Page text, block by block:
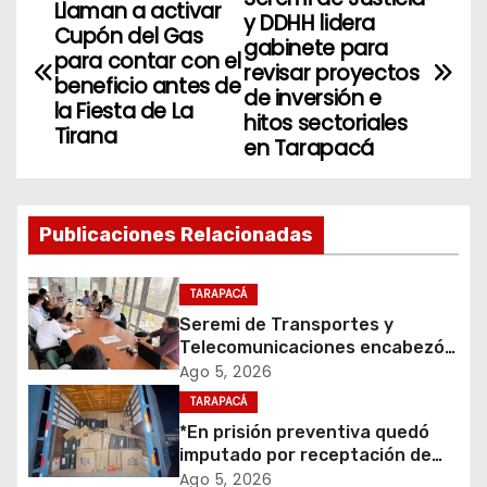
a
a
c
i
ó
n
d
y DDHH lidera
gabinete para
revisar proyectos
de inversión e
hitos sectoriales
en Tarapacá
Llaman a activar
Cupón del Gas
para contar con el
beneficio antes de
la Fiesta de La
Tirana
Publicaciones Relacionadas
TARAPACÁ
Seremi de Transportes y
Telecomunicaciones encabezó
primera mesa de coordinación
para el retiro de cables en
desuso en Iquique
Ago 5, 2026
TARAPACÁ
*En prisión preventiva quedó
imputado por receptación de
cigarrillos avaluados en $1.600
Ago 5, 2026